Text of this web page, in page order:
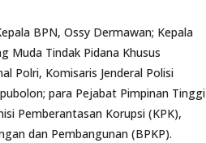
BPN, Ossy Dermawan; Kepala
Muda Tindak Pidana Khusus
Polri, Komisaris Jenderal Polisi
para Pejabat Pimpinan Tinggi
Pemberantasan Korupsi (KPK),
dan Pembangunan (BPKP).